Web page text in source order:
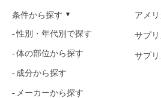
条件から探す
性別・年代別で探す
体の部位から探す
成分から探す
メーカーから探す
アメ
サプ
サプ